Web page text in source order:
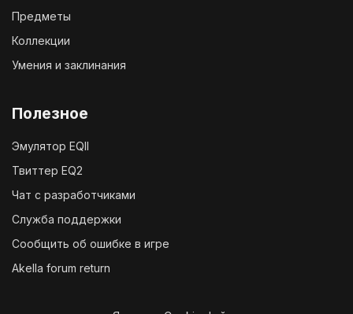
Предметы
Коллекции
Умения и заклинания
Полезное
Эмулятор EQII
Твиттер EQ2
Чат с разработчиками
Служба поддержки
Сообщить об ошибке в игре
Akella forum return